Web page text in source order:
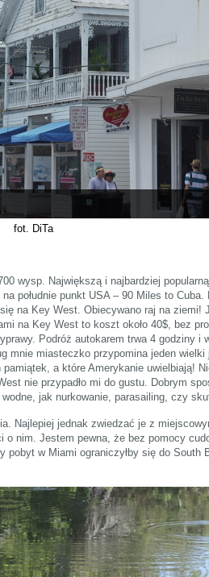
fot. DiTa
wysp. Największą i najbardziej
południe punkt USA – 90 Miles to Cuba.
na Key West. Obiecywano raj na ziemi!
na Key West to koszt około 40$, bez
Podróż autokarem trwa 4 godziny i
mnie miasteczko przypomina jeden
a które Amerykanie uwielbiają!
nie przypadło mi do gustu. Dobrym
jak nurkowanie, parasailing, czy
Najlepiej jednak zwiedzać je z
nim. Jestem pewna, że bez pomocy
pobyt w Miami ograniczyłby się do South